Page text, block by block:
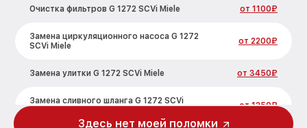
Очистка фильтров G 1272 SCVi Miele от 1100₽
Замена циркуляционного насоса G 1272
SCVi Miele
от 2200₽
Замена улитки G 1272 SCVi Miele от 3450₽
Замена сливного шланга G 1272 SCVi
от 1250₽
Здесь нет моей поломки